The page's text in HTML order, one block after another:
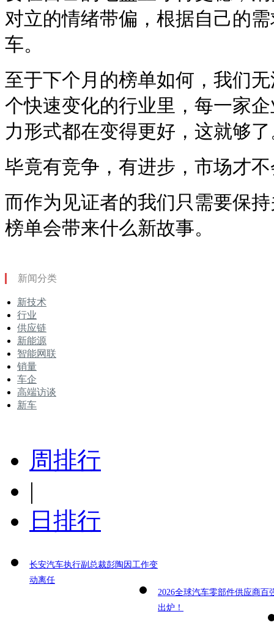
对立的情绪带偏，根据自己的
车。
至于下个月的榜单如何，我们
个快速变化的行业里，每一家
力形式都在变得更好，这就够
毕竟有竞争，有进步，市场才
而作为见证者的我们只需要保
榜单会带来什么新故事。
新闻分类
新技术
行业
供应链
新能源
智能网联
销量
车企
高端访谈
新车
周排行
|
日排行
长安汽车执行副总裁彭陶因工作变
动离任
2026全球汽车零部件供应商百
出炉！